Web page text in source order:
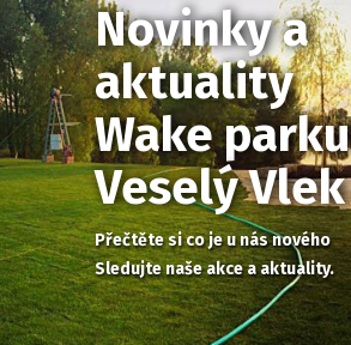
Novinky a
aktuality
Wake parku
Veselý Vlek
Přečtěte si co je u nás nového
Sledujte naše akce a aktuality.